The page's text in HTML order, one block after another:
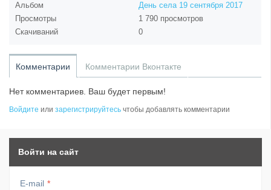
Альбом
День села 19 сентября 2017
Просмотры
1 790 просмотров
Скачиваний
0
Комментарии Комментарии Вконтакте
Нет комментариев. Ваш будет первым!
Войдите или зарегистрируйтесь чтобы добавлять комментарии
Войти на сайт
E-mail